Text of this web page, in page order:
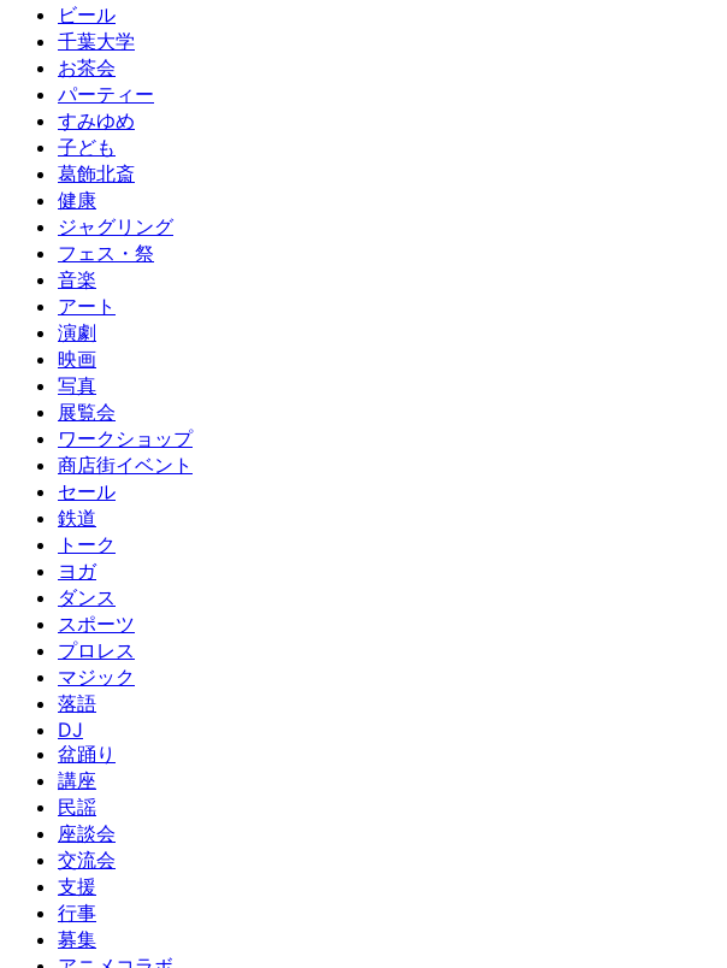
ビール
千葉大学
お茶会
パーティー
すみゆめ
子ども
葛飾北斎
健康
ジャグリング
フェス・祭
音楽
アート
演劇
映画
写真
展覧会
ワークショップ
商店街イベント
セール
鉄道
トーク
ヨガ
ダンス
スポーツ
プロレス
マジック
落語
DJ
盆踊り
講座
民謡
座談会
交流会
支援
行事
募集